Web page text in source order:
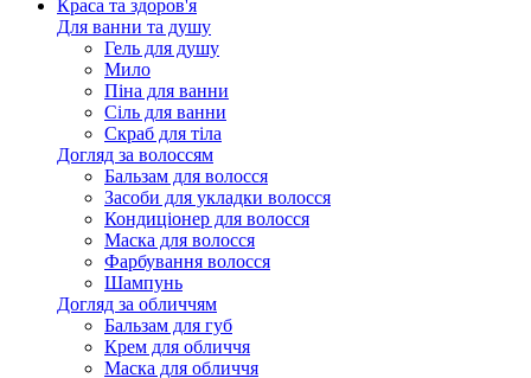
Краса та здоров'я
Для ванни та душу
Гель для душу
Мило
Піна для ванни
Сіль для ванни
Скраб для тіла
Догляд за волоссям
Бальзам для волосся
Засоби для укладки волосся
Кондиціонер для волосся
Маска для волосся
Фарбування волосся
Шампунь
Догляд за обличчям
Бальзам для губ
Крем для обличчя
Маска для обличчя